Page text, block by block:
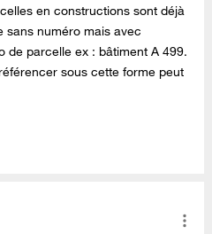
en constructions sont déjà
sans numéro mais avec
de parcelle ex : bâtiment A 499.
sous cette forme peut